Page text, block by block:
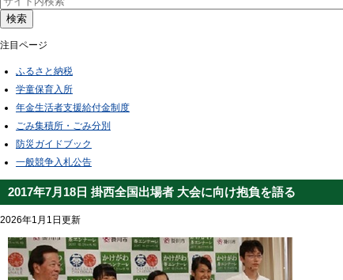
検索
注目ページ
ふるさと納税
学童保育入所
年金生活者支援給付金制度
ごみ集積所・ごみ分別
防災ガイドブック
一般競争入札公告
2017年7月18日 掛西全国出場者 大会に向け抱負を語る
2026年1月1日更新